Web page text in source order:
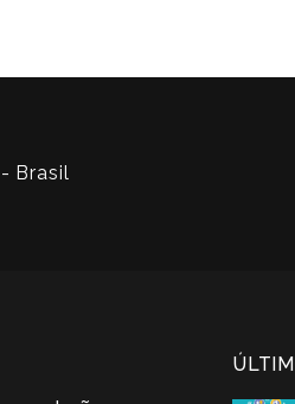
Brasil